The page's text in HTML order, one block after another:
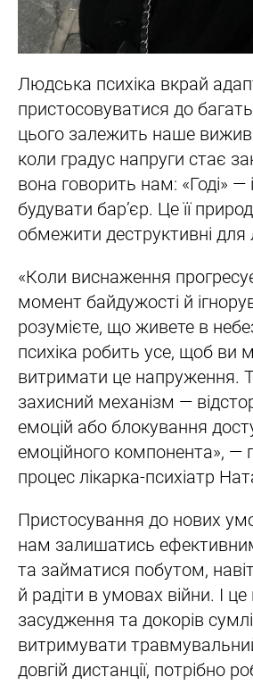
Людська психіка вкрай
пристосовуватися до
цього залежить наше
коли градус напруги стає
вона говорить нам: «Годі» —
будувати бар’єр. Це її
обмежити деструктивні для
«Коли виснаження
момент байдужості й
розумієте, що живете в
психіка робить усе, щоб ви
витримати це напруження.
захисний механізм —
емоцій або блокування
емоційного компонента», —
процес лікарка-психіатр
Пристосування до нових
нам залишатись
та займатися побутом,
й радіти в умовах війни. І
засудження та докорів
витримувати
довгій дистанції, потрібно